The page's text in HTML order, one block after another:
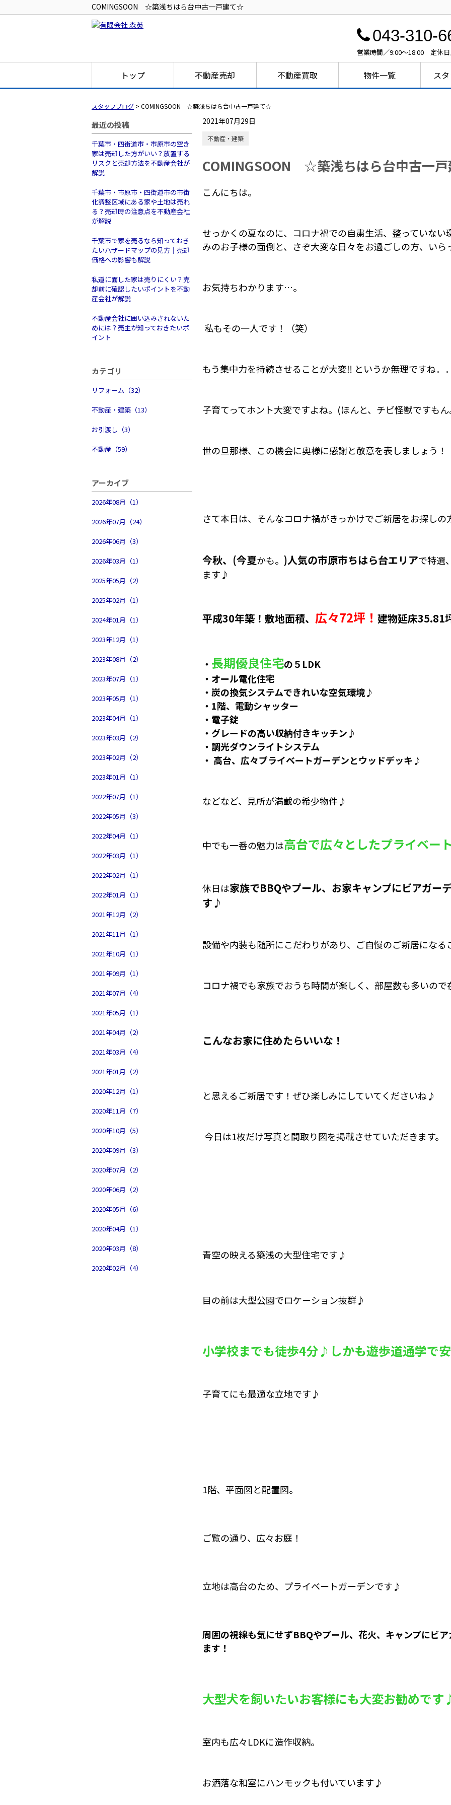
COMINGSOON ☆築浅ちはら台中古一戸建て☆
043-310-
営業時間／9:00～18:00 定休
トップ 不動産売却 不動産買取 物件一覧 ス
スタッフブログ > COMINGSOON ☆築浅ちはら台中古一戸建て☆
最近の投稿
千葉市・四街道市・市原市の空き
家は売却した方がいい？放置する
リスクと売却方法を不動産会社が
解説
千葉市・市原市・四街道市の市街
化調整区域にある家や土地は売れ
る？売却時の注意点を不動産会社
が解説
千葉市で家を売るなら知っておき
たいハザードマップの見方｜売却
価格への影響も解説
私道に面した家は売りにくい？売
却前に確認したいポイントを不動
産会社が解説
不動産会社に囲い込みされないた
めには？売主が知っておきたいポ
イント
カテゴリ
リフォーム（32）
不動産・建築（13）
お引渡し（3）
不動産（59）
アーカイブ
2026年08月（1）
2026年07月（24）
2026年06月（3）
2026年03月（1）
2025年05月（2）
2025年02月（1）
2024年01月（1）
2023年12月（1）
2023年08月（2）
2023年07月（1）
2023年05月（1）
2023年04月（1）
2023年03月（2）
2023年02月（2）
2023年01月（1）
2022年07月（1）
2022年05月（3）
2022年04月（1）
2022年03月（1）
2022年02月（1）
2022年01月（1）
2021年12月（2）
2021年11月（1）
2021年10月（1）
2021年09月（1）
2021年07月（4）
2021年05月（1）
2021年04月（2）
2021年03月（4）
2021年01月（2）
2020年12月（1）
2020年11月（7）
2020年10月（5）
2020年09月（3）
2020年07月（2）
2020年06月（2）
2020年05月（6）
2020年04月（1）
2020年03月（8）
2020年02月（4）
2021年07月29日
不動産・建築
COMINGSOON ☆築浅ちはら台中古一
こんにちは。
せっかくの夏なのに、コロナ禍での自粛生活、整っていな
みのお子様の面倒と、さぞ大変な日々をお過ごしの方、い
お気持ちわかります…。
私もその一人です！（笑）
もう集中力を持続させることが大変‼ というか無理ですね．
子育てってホント大変ですよね。(ほんと、チビ怪獣ですも
世の旦那様、この機会に奥様に感謝と敬意を表しましょう！
さて本日は、そんなコロナ禍がきっかけでご新居をお探しの
今秋、(今夏かも。 )人気の市原市ちはら台エリアで特選
ます♪
平成30年築！敷地面積、 広々72坪！ 建物延床35.81
・ 長期優良住宅の５LDK
・オール電化住宅
・炭の換気システムできれいな空気環境♪
・1階、電動シャッター
・電子錠
・グレードの高い収納付きキッチン♪
・調光ダウンライトシステム
・ 高台、広々プライベートガーデンとウッドデッキ♪
などなど、見所が満載の希少物件♪
中でも一番の魅力は高台で広々としたプライベー
休日は家族でBBQやプール、お家キャンプにビアガー
す♪
設備や内装も随所にこだわりがあり、ご自慢のご新居になる
コロナ禍でも家族でおうち時間が楽しく、部屋数も多いの
こんなお家に住めたらいいな！
と思えるご新居です！ぜひ楽しみにしていてくださいね♪
今日は1枚だけ写真と間取り図を掲載させていただきます。
青空の映える築浅の大型住宅です♪
目の前は大型公園でロケーション抜群♪
小学校までも徒歩4分♪しかも遊歩道通学で
子育てにも最適な立地です♪
1階、平面図と配置図。
ご覧の通り、広々お庭！
立地は高台のため、プライベートガーデンです♪
周囲の視線も気にせずBBQやプール、花火、キャンプにビ
ます！
大型犬を飼いたいお客様にも大変お勧めで
室内も広々LDKに造作収納。
お洒落な和室にハンモックも付いています♪